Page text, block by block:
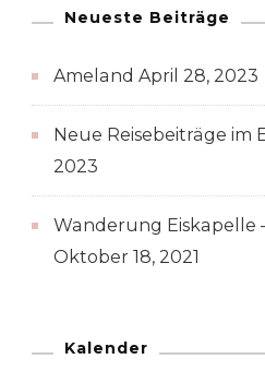
Neueste Beiträge
Ameland April 28, 2023
Neue Reisebeiträge im
2023
Wanderung Eiskapelle
Oktober 18, 2021
Kalender